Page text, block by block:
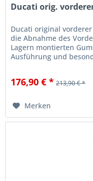
Ducati orig.
Ducati original
die Abnahme des
Lagern montierten
Ausführung und
176,90 € * 213,90 € *
Merken